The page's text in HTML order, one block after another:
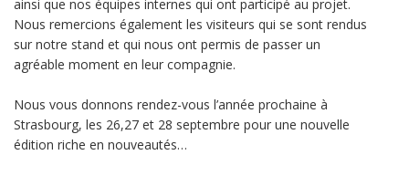
ainsi que nos équipes internes qui ont participé au projet.
Nous remercions également les visiteurs qui se sont rendus
sur notre stand et qui nous ont permis de passer un
agréable moment en leur compagnie.
Nous vous donnons rendez-vous l’année prochaine à
Strasbourg, les 26,27 et 28 septembre pour une nouvelle
édition riche en nouveautés…